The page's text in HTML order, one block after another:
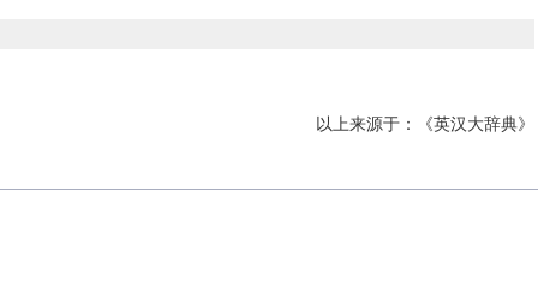
以上来源于：《英汉大辞典》